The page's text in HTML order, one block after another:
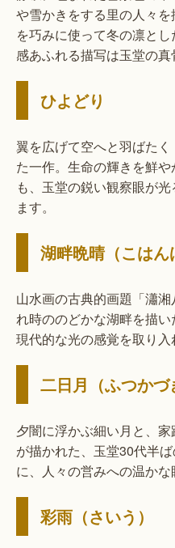
や雪かきをする里の人々
を巧みに使って冬の凛と
感あふれる描写は玉堂の真
ひよどり
翼を広げて空へと羽ばた
た一作。生命の輝きを鮮
も、玉堂の鋭い観察眼が
ます。
湖畔晩晴（こはん
山水画の古典的画題「瀟
れ時ののどかな湖畔を描
現代的な光の感覚を取り入
二日月（ふつかづ
夕闇に浮かぶ細い月と、
が描かれた、玉堂30代半
に、人々の営みへの温かな
彩雨（さいう）